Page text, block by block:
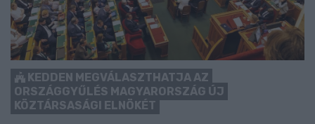
KEDDEN MEGVÁLASZTHATJA AZ
ORSZÁGGYŰLÉS MAGYARORSZÁG ÚJ
KÖZTÁRSASÁGI ELNÖKÉT